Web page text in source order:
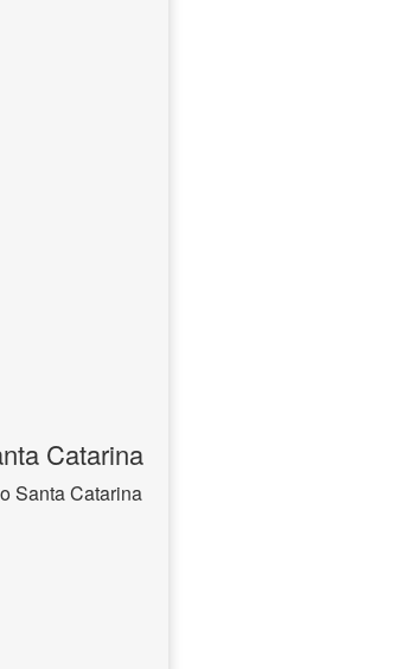
Catarina
Santa Catarina